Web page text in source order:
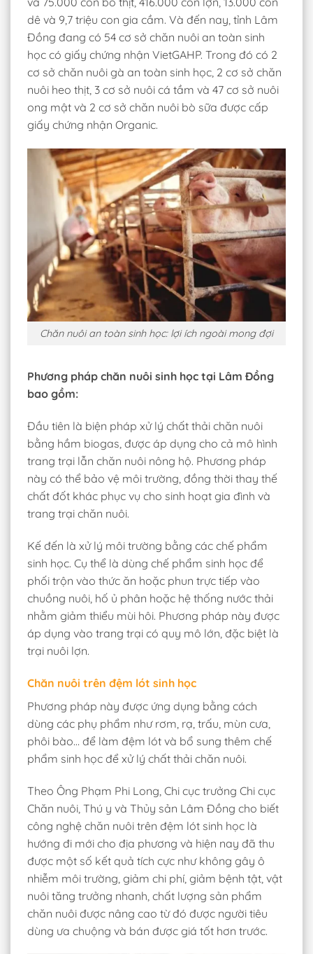
dê và 9,7 triệu con gia cầm. Và đến nay, tỉnh Lâm
Đồng đang có 54 cơ sở chăn nuôi an toàn sinh
học có giấy chứng nhận VietGAHP. Trong đó có 2
cơ sở chăn nuôi gà an toàn sinh học, 2 cơ sở chăn
nuôi heo thịt, 3 cơ sở nuôi cá tầm và 47 cơ sở nuôi
ong mật và 2 cơ sở chăn nuôi bò sữa được cấp
giấy chứng nhận Organic.
Chăn nuôi an toàn sinh học: lợi ích ngoài mong đợi
Phương pháp chăn nuôi sinh học tại Lâm Đồng
bao gồm:
Đầu tiên là biện pháp xử lý chất thải chăn nuôi
bằng hầm biogas, được áp dụng cho cả mô hình
trang trại lẫn chăn nuôi nông hộ. Phương pháp
này có thể bảo vệ môi trường, đồng thời thay thế
chất đốt khác phục vụ cho sinh hoạt gia đình và
trang trại chăn nuôi.
Kế đến là xử lý môi trường bằng các chế phẩm
sinh học. Cụ thể là dùng chế phẩm sinh học để
phối trộn vào thức ăn hoặc phun trực tiếp vào
chuồng nuôi, hố ủ phân hoặc hệ thống nước thải
nhằm giảm thiểu mùi hôi. Phương pháp này được
áp dụng vào trang trại có quy mô lớn, đặc biệt là
trại nuôi lợn.
Chăn nuôi trên đệm lót sinh học
Phương pháp này được ứng dụng bằng cách
dùng các phụ phẩm như rơm, rạ, trấu, mùn cưa,
phôi bào… để làm đệm lót và bổ sung thêm chế
phẩm sinh học để xử lý chất thải chăn nuôi.
Theo Ông Phạm Phi Long, Chi cục trưởng Chi cục
Chăn nuôi, Thú y và Thủy sản Lâm Đồng cho biết
công nghệ chăn nuôi trên đệm lót sinh học là
hướng đi mới cho địa phương và hiện nay đã thu
được một số kết quả tích cực như không gây ô
nhiễm môi trường, giảm chi phí, giảm bệnh tật, vật
nuôi tăng trưởng nhanh, chất lượng sản phẩm
chăn nuôi được nâng cao từ đó được người tiêu
dùng ưa chuộng và bán được giá tốt hơn trước.